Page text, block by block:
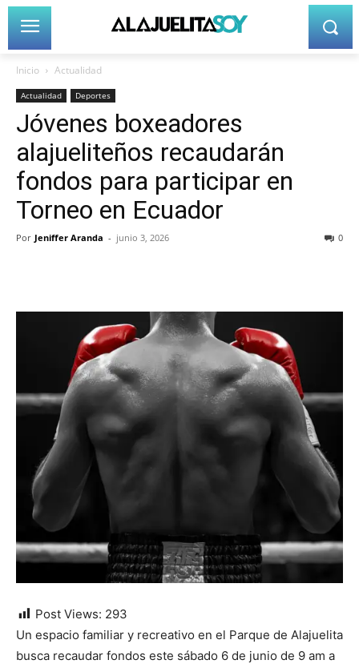
Inicio Actualidad
Actualidad Deportes
Jóvenes boxeadores
alajueliteños recaudarán
fondos para participar en
Torneo en Ecuador
Por Jeniffer Aranda - junio 3, 2026 0
Post Views: 293
Un espacio familiar y recreativo en el Parque de Alajuelita
busca recaudar fondos este sábado 6 de junio de 9 am a